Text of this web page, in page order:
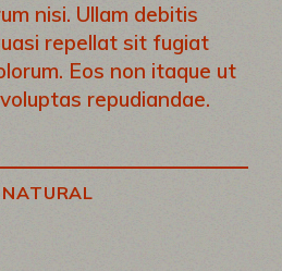
nisi. Ullam debitis
repellat sit fugiat
Eos non itaque ut
repudiandae.
NATURAL